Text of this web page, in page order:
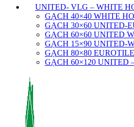
UNITED- VLG – WHITE
GẠCH 40×40 WHITE
GẠCH 30×60 UNITED-
GẠCH 60×60 UNITED
GẠCH 15×90 UNITED-
GẠCH 80×80
GẠCH 60×120 UNITED